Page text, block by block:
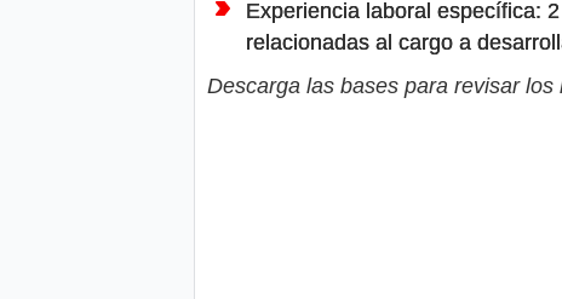
Experiencia laboral específica:
relacionadas al cargo a
Descarga las bases para revisar los